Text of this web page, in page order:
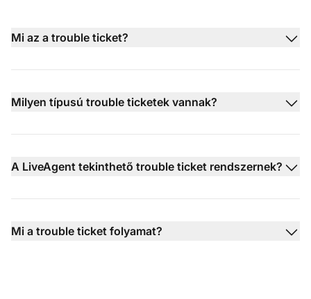
Mi az a trouble ticket?
Milyen típusú trouble ticketek vannak?
A LiveAgent tekinthető trouble ticket rendszernek?
Mi a trouble ticket folyamat?